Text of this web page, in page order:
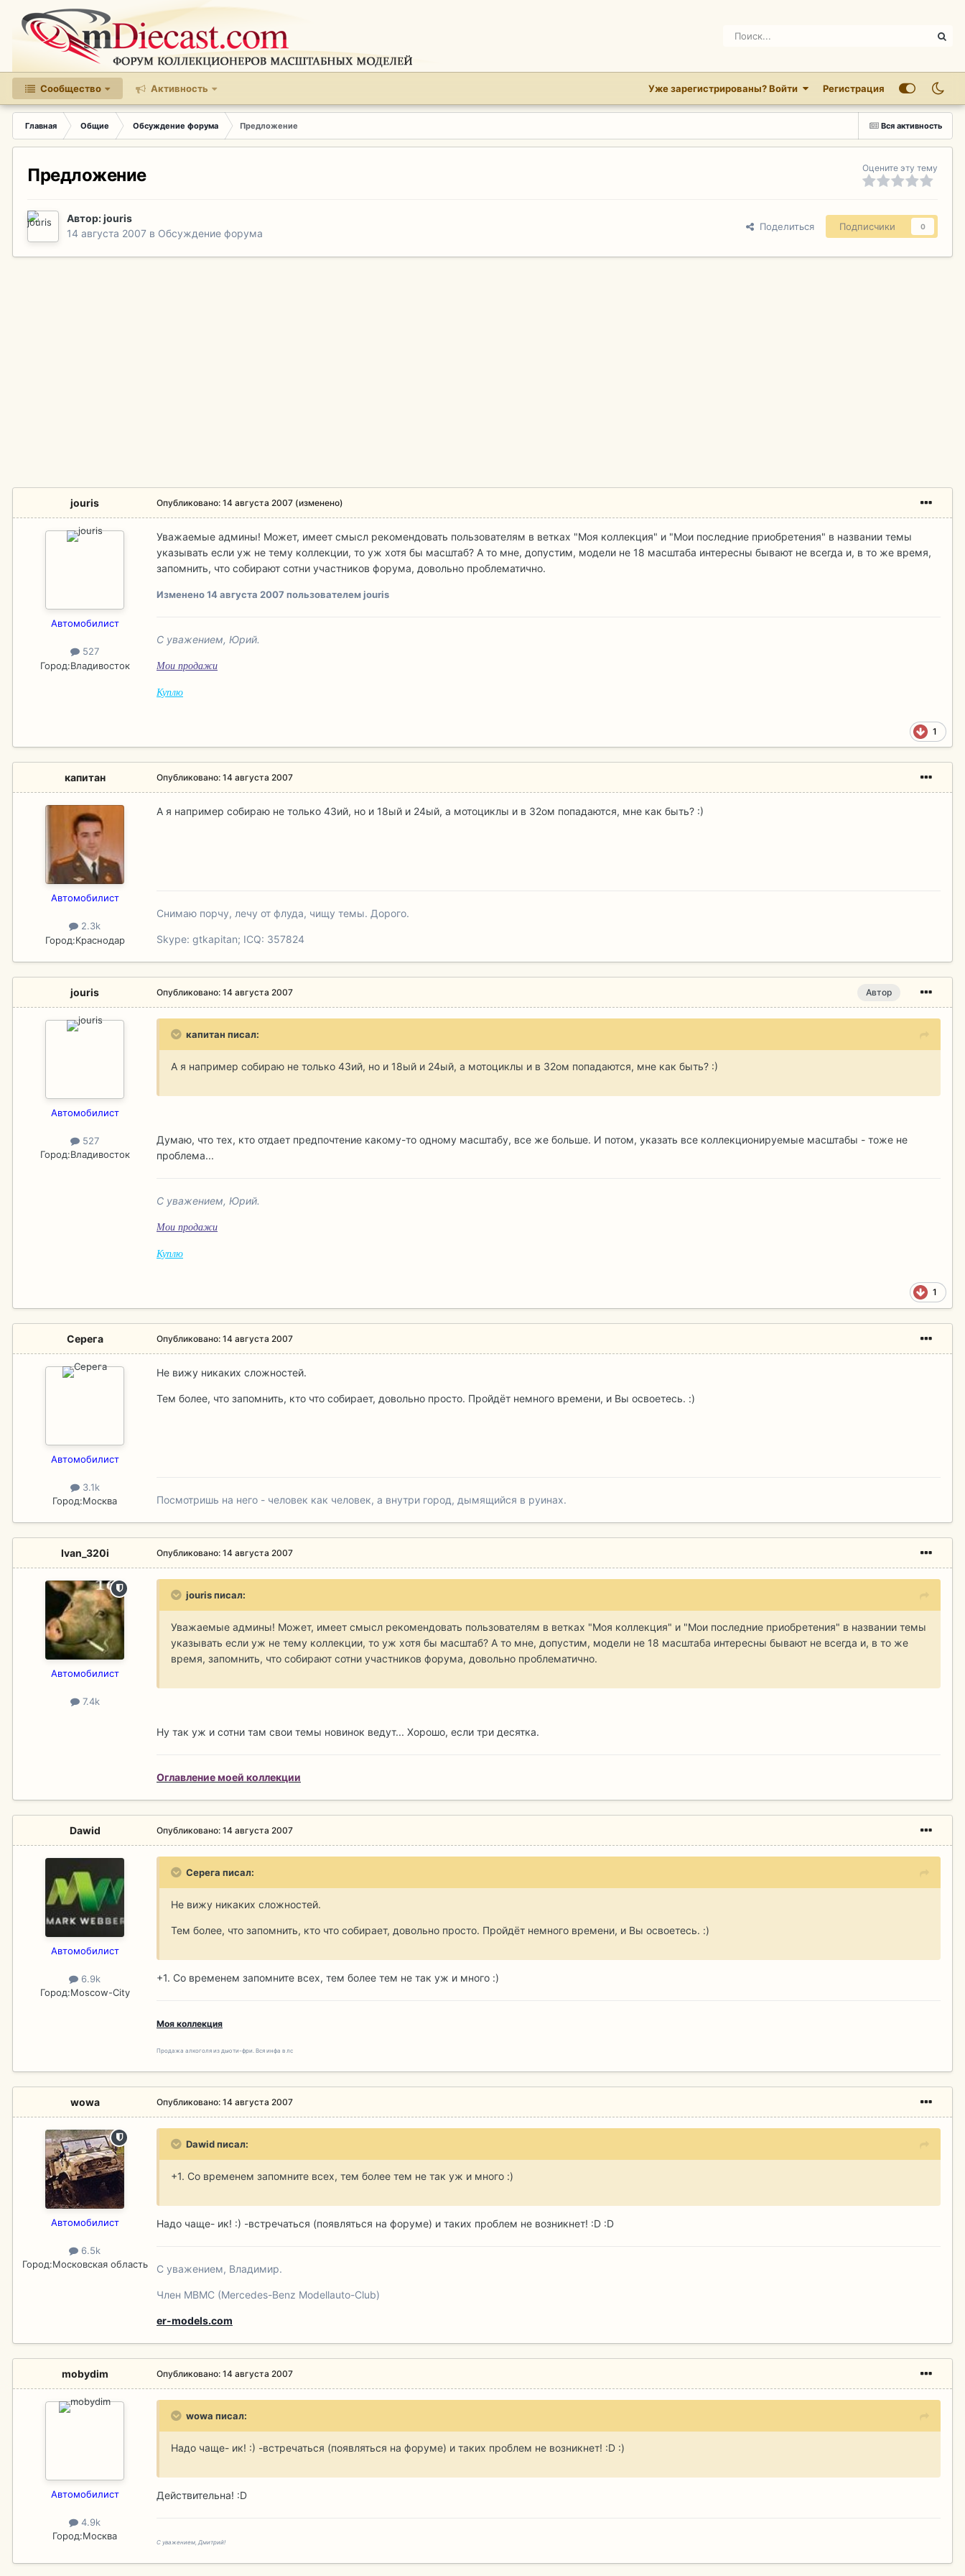
Сообщество Активность Уже зарегистрированы? Войти Регистрация
Вся активность
Главная Общие Обсуждение форума Предложение
Предложение Оцените эту тему
Автор:jouris
14 августа 2007 в Обсуждение форума
Поделиться Подписчики 0
jouris
Aвтомобилист
527
Город:Владивосток
Опубликовано: 14 августа 2007 (изменено)
Уважаемые админы! Может, имеет смысл рекомендовать пользователям в ветках "Моя коллекция" и "Мои последние приобретения" в названии темы
указывать если уж не тему коллекции, то уж хотя бы масштаб? А то мне, допустим, модели не 18 масштаба интересны бывают не всегда и, в то же время,
запомнить, что собирают сотни участников форума, довольно проблематично.
Изменено14 августа 2007 пользователем jouris
1
С уважением, Юрий.
Мои продажи
Куплю
капитан
Aвтомобилист
2.3k
Город:Краснодар
Опубликовано: 14 августа 2007
А я например собираю не только 43ий, но и 18ый и 24ый, а мотоциклы и в 32ом попадаются, мне как быть? :)
Снимаю порчу, лечу от флуда, чищу темы. Дорого.
Skype: gtkapitan; ICQ: 357824
jouris
Aвтомобилист
527
Город:Владивосток
Автор
Опубликовано: 14 августа 2007
капитан писал:
А я например собираю не только 43ий, но и 18ый и 24ый, а мотоциклы и в 32ом попадаются, мне как быть? :)
Думаю, что тех, кто отдает предпочтение какому-то одному масштабу, все же больше. И потом, указать все коллекционируемые масштабы - тоже не
проблема...
1
С уважением, Юрий.
Мои продажи
Куплю
Серега
Aвтомобилист
3.1k
Город:Москва
Опубликовано: 14 августа 2007
Не вижу никаких сложностей.
Тем более, что запомнить, кто что собирает, довольно просто. Пройдёт немного времени, и Вы освоетесь. :)
Посмотришь на него - человек как человек, а внутри город, дымящийся в руинах.
Ivan_320i
Aвтомобилист
7.4k
Опубликовано: 14 августа 2007
jouris писал:
Уважаемые админы! Может, имеет смысл рекомендовать пользователям в ветках "Моя коллекция" и "Мои последние приобретения" в названии темы
указывать если уж не тему коллекции, то уж хотя бы масштаб? А то мне, допустим, модели не 18 масштаба интересны бывают не всегда и, в то же
время, запомнить, что собирают сотни участников форума, довольно проблематично.
Ну так уж и сотни там свои темы новинок ведут... Хорошо, если три десятка.
Оглавление моей коллекции
Dawid
Aвтомобилист
6.9k
Город:Moscow-City
Опубликовано: 14 августа 2007
Серега писал:
Не вижу никаких сложностей.
Тем более, что запомнить, кто что собирает, довольно просто. Пройдёт немного времени, и Вы освоетесь. :)
+1. Со временем запомните всех, тем более тем не так уж и много :)
Моя коллекция
Продажа алкоголя из дьюти-фри. Вся инфа в лс
wowa
Aвтомобилист
6.5k
Город:Московская область
Опубликовано: 14 августа 2007
Dawid писал:
+1. Со временем запомните всех, тем более тем не так уж и много :)
Надо чаще- ик! :) -встречаться (появляться на форуме) и таких проблем не возникнет! :D :D
С уважением, Владимир.
Член MBMC (Mercedes-Benz Modellauto-Club)
er-models.com
mobydim
Aвтомобилист
4.9k
Город:Москва
Опубликовано: 14 августа 2007
wowa писал:
Надо чаще- ик! :) -встречаться (появляться на форуме) и таких проблем не возникнет! :D :)
Действительна! :D
С уважением, Дмитрий!